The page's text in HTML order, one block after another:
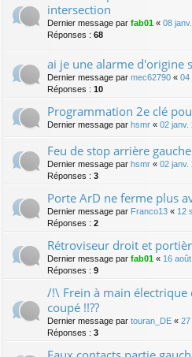
intersection
Dernier message par fab01 « 08
Réponses : 68
ai je une alarme d'origine
Dernier message par mec62790 « 04
Réponses : 10
Programmation 2e clé
Dernier message par hsmr « 02 janv.
Feu de stop arrière
Dernier message par hsmr « 02 janv.
Réponses : 3
Porte ArD ne ferme plus
Dernier message par Franco13 « 12
Réponses : 2
Rétroviseur droit et
Dernier message par fab01 « 16
Réponses : 9
/!\ Frein à main électrique
coupé !!??
Dernier message par touran_DE « 27
Réponses : 3